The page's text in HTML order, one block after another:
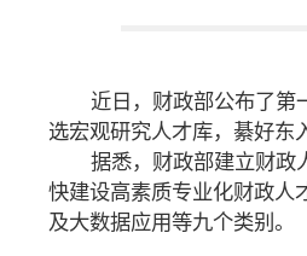
近日，财政部公布了第
选宏观研究人才库，綦好东
据悉，财政部建立财政
快建设高素质专业化财政人
及大数据应用等九个类别。